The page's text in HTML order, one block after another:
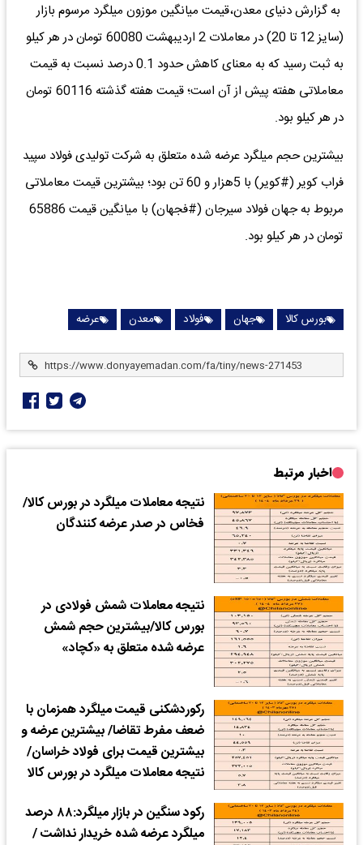
به گزارش دنیای معدن،قیمت میانگین موزون میلگرد مرسوم بازار
(سایز 12 تا 20) در معاملات 2 اردیبهشت 60080 تومان در هر کیلو
به ثبت رسید که به معنای کاهش حدود 0.1 درصد نسبت به قیمت
معاملاتی هفته پیش از آن است؛ قیمت هفته گذشته 60116 تومان
در هر کیلو بود.
بیشترین حجم میلگرد عرضه شده متعلق به شرکت تولیدی فولاد سپید
فراب کویر (#کویر) با 5هزار و 60 تن بود؛ بیشترین قیمت معاملاتی
مربوط به جهان فولاد سیرجان (#فجهان) با میانگین قیمت 65886
تومان در هر کیلو بود.
بورس کالا جهان فولاد معدن عرضه
اخبار مرتبط
نتیجه معاملات میلگرد در بورس کالا/
فخاس در صدر عرضه کنندگان
نتیجه معاملات شمش فولادی در
بورس کالا/بیشترین حجم شمش
عرضه شده متعلق به «کچاد»
رکوردشکنی قیمت میلگرد همزمان با
ضعف مفرط تقاضا/ بیشترین عرضه و
بیشترین قیمت برای فولاد خراسان/
نتیجه معاملات میلگرد در بورس کالا
رکود سنگین در بازار میلگرد:۸۸ درصد
میلگرد عرضه شده خریدار نداشت /